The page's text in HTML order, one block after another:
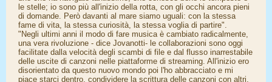
le stelle; io sono più all'inizio della rotta, con gli occhi ancora pieni
di domande. Però davanti al mare siamo uguali: con la stessa
fame di vita, la stessa curiosità, la stessa voglia di partire".
"Negli ultimi anni il modo di fare musica è cambiato radicalmente,
una vera rivoluzione - dice Jovanotti- le collaborazioni sono oggi
facilitate dalla velocità degli scambi di file e dal flusso inarrestabile
delle uscite di canzoni nelle piattaforme di streaming. All'inizio ero
disorientato da questo nuovo mondo poi l'ho abbracciato e mi
piace starci dentro, condividere la scrittura delle canzoni con altri,